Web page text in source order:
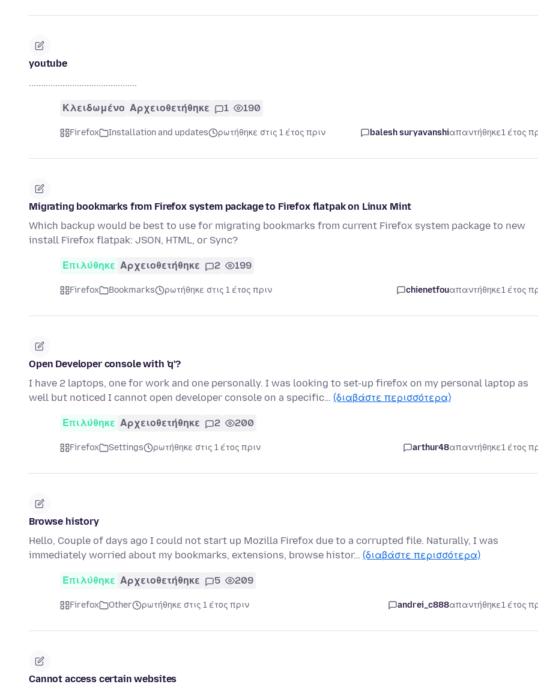
youtube
.............................................
Κλειδωμένο Αρχειοθετήθηκε 1 190
Firefox Installation and updates ρωτήθηκε στις 1 έτος πριν balesh suryavanshiαπαντήθηκε1 έτος
Migrating bookmarks from Firefox system package to Firefox flatpak on Linux Mint
Which backup would be best to use for migrating bookmarks from current Firefox system package to new
install Firefox flatpak: JSON, HTML, or Sync?
Επιλύθηκε Αρχειοθετήθηκε 2 199
Firefox Bookmarks ρωτήθηκε στις 1 έτος πριν chienetfouαπαντήθηκε1 έτος
Open Developer console with 'q'?
I have 2 laptops, one for work and one personally. I was looking to set-up firefox on my personal laptop as
well but noticed I cannot open developer console on a specific… (διαβάστε περισσότερα)
Επιλύθηκε Αρχειοθετήθηκε 2 200
Firefox Settings ρωτήθηκε στις 1 έτος πριν arthur48απαντήθηκε1 έτος
Browse history
Hello, Couple of days ago I could not start up Mozilla Firefox due to a corrupted file. Naturally, I was
immediately worried about my bookmarks, extensions, browse histor… (διαβάστε περισσότερα)
Επιλύθηκε Αρχειοθετήθηκε 5 209
Firefox Other ρωτήθηκε στις 1 έτος πριν andrei_c888απαντήθηκε1 έτος
Cannot access certain websites